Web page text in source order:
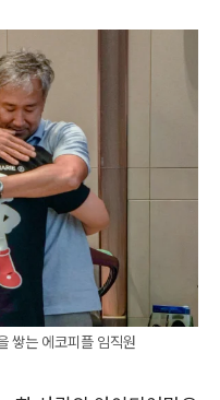
쌓는 에코피플 임직원